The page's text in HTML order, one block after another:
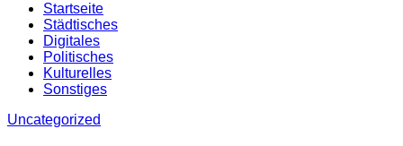
Startseite
Städtisches
Digitales
Politisches
Kulturelles
Sonstiges
Uncategorized